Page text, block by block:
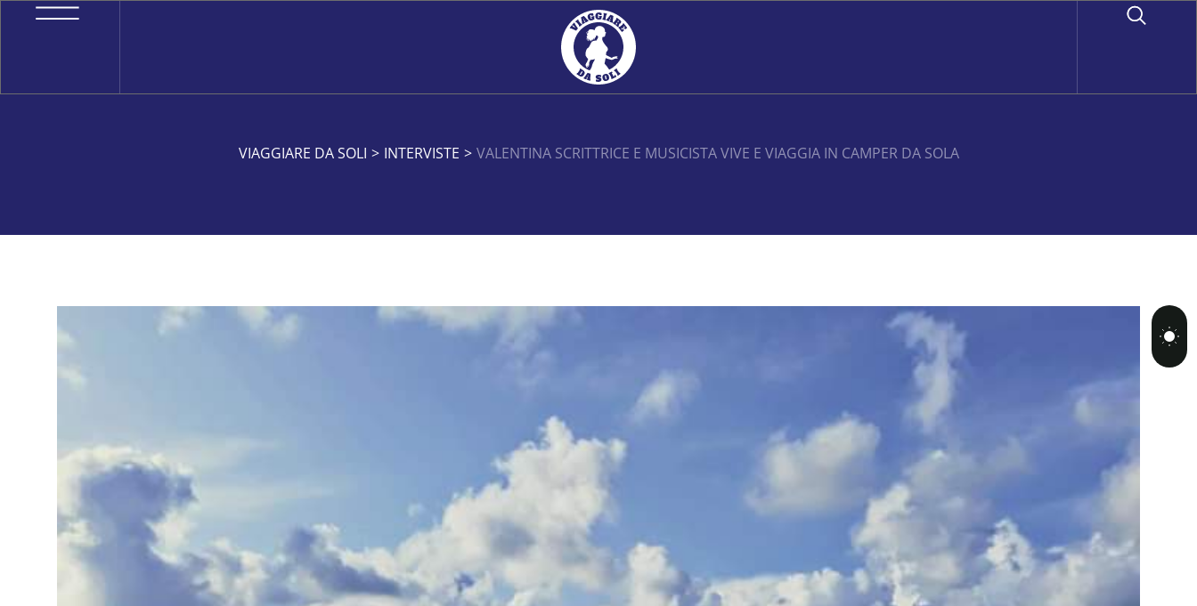
VIAGGIARE DA SOLI > INTERVISTE > VALENTINA SCRITTRICE E MUSICISTA VIVE E VIAGGIA IN CAMPER DA SOLA